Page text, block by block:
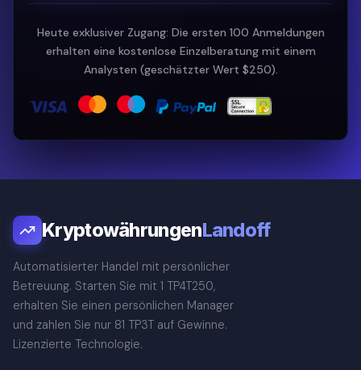
Heute exklusiver Zugang: Die ersten 100 Anmeldungen
erhalten eine kostenlose Einzelberatung mit einem
Analysten (geschätzter Wert $250).
KryptowährungenLandoff
Automatisierter Handel mit persönlicher
Betreuung. Starten Sie mit 1 TP4T250,
erhalten Sie einen persönlichen Manager
und zahlen Sie nur 81 TP3T auf Gewinne.
Lizenzierte Technologie.